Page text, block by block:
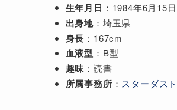
生年月日 ：1984年6月15日
出身地：埼玉県
身長 ：167cm
血液型 ：B型
趣味 ：読書
所属事務所 ： スターダス